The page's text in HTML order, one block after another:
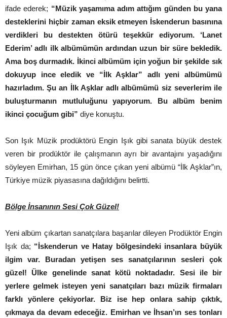
ifade ederek; “Müzik yaşamıma adım attığım günden bu yana
desteklerini hiçbir zaman eksik etmeyen İskenderun basınına
verdikleri bu destekten ötürü teşekkür ediyorum. ‘Lanet
Ederim’ adlı ilk albümümün ardından uzun bir süre bekledik.
Ama boş durmadık. İkinci albümüm için yoğun bir şekilde sık
dokuyup ince eledik ve “İlk Aşklar” adlı yeni albümümü
hazırladım. Şu an İlk Aşklar adlı albümümü siz severlerim ile
buluşturmanın mutluluğunu yapıyorum. Bu albüm benim
ikinci çocuğum gibi” diye konuştu.
Son Işık Müzik prodüktörü Engin Işık gibi sanata büyük destek
veren bir prodüktör ile çalışmanın ayrı bir avantajını yaşadığını
söyleyen Emirhan, 15 gün önce çıkan yeni albümü “İlk Aşklar”ın,
Türkiye müzik piyasasına dağıldığını belirtti.
Bölge İnsanının Sesi Çok Güzel!
Yeni albüm çıkartan sanatçılara başarılar dileyen Prodüktör Engin
Işık da; “İskenderun ve Hatay bölgesindeki insanlara büyük
ilgim var. Buradan yetişen ses sanatçılarının sesleri çok
güzel! Ülke genelinde sanat kötü noktadadır. Sesi ile bir
yerlere gelmek isteyen yeni sanatçıları bazı müzik firmaları
farklı yönlere çekiyorlar. Biz ise hep onlara sahip çıktık,
çıkmaya da devam edeceğiz. Emirhan ve İhsan’ın ses tonları